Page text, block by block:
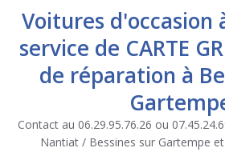
Voitures d'occasion
service de CARTE
de réparation à
Contact au 06.29.95.76.26 ou
Nantiat / Bessines sur Gartempe